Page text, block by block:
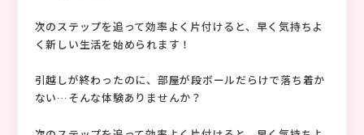
次のステップを追って効率よく片付けると、早く気持ちよ
く新しい生活を始められます！
引越しが終わったのに、部屋が段ボールだらけで落ち着か
ない…そんな体験ありませんか？